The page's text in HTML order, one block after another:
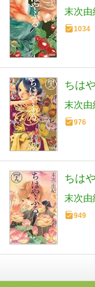
末次由
1034
ちは
末次由
976
ちは
末次由
949